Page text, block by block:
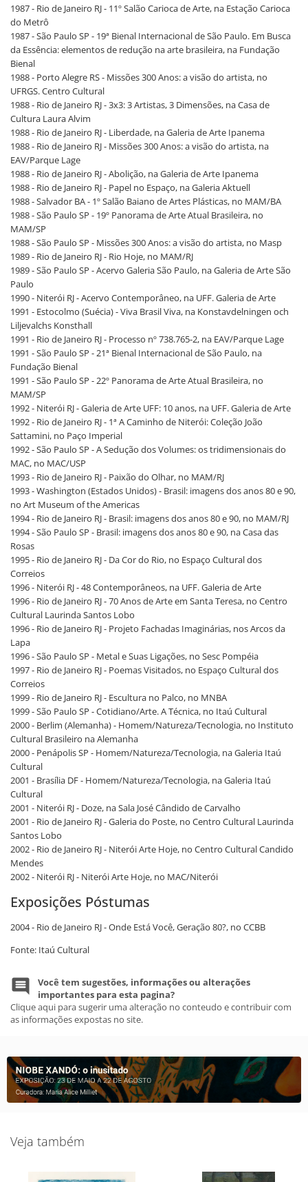
1987 - Rio de Janeiro RJ - 11º Salão Carioca de Arte, na Estação Carioca
do Metrô
1987 - São Paulo SP - 19ª Bienal Internacional de São Paulo. Em Busca
da Essência: elementos de redução na arte brasileira, na Fundação
Bienal
1988 - Porto Alegre RS - Missões 300 Anos: a visão do artista, no
UFRGS. Centro Cultural
1988 - Rio de Janeiro RJ - 3x3: 3 Artistas, 3 Dimensões, na Casa de
Cultura Laura Alvim
1988 - Rio de Janeiro RJ - Liberdade, na Galeria de Arte Ipanema
1988 - Rio de Janeiro RJ - Missões 300 Anos: a visão do artista, na
EAV/Parque Lage
1988 - Rio de Janeiro RJ - Abolição, na Galeria de Arte Ipanema
1988 - Rio de Janeiro RJ - Papel no Espaço, na Galeria Aktuell
1988 - Salvador BA - 1º Salão Baiano de Artes Plásticas, no MAM/BA
1988 - São Paulo SP - 19º Panorama de Arte Atual Brasileira, no
MAM/SP
1988 - São Paulo SP - Missões 300 Anos: a visão do artista, no Masp
1989 - Rio de Janeiro RJ - Rio Hoje, no MAM/RJ
1989 - São Paulo SP - Acervo Galeria São Paulo, na Galeria de Arte São
Paulo
1990 - Niterói RJ - Acervo Contemporâneo, na UFF. Galeria de Arte
1991 - Estocolmo (Suécia) - Viva Brasil Viva, na Konstavdelningen och
Liljevalchs Konsthall
1991 - Rio de Janeiro RJ - Processo nº 738.765-2, na EAV/Parque Lage
1991 - São Paulo SP - 21ª Bienal Internacional de São Paulo, na
Fundação Bienal
1991 - São Paulo SP - 22º Panorama de Arte Atual Brasileira, no
MAM/SP
1992 - Niterói RJ - Galeria de Arte UFF: 10 anos, na UFF. Galeria de Arte
1992 - Rio de Janeiro RJ - 1ª A Caminho de Niterói: Coleção João
Sattamini, no Paço Imperial
1992 - São Paulo SP - A Sedução dos Volumes: os tridimensionais do
MAC, no MAC/USP
1993 - Rio de Janeiro RJ - Paixão do Olhar, no MAM/RJ
1993 - Washington (Estados Unidos) - Brasil: imagens dos anos 80 e 90,
no Art Museum of the Americas
1994 - Rio de Janeiro RJ - Brasil: imagens dos anos 80 e 90, no MAM/RJ
1994 - São Paulo SP - Brasil: imagens dos anos 80 e 90, na Casa das
Rosas
1995 - Rio de Janeiro RJ - Da Cor do Rio, no Espaço Cultural dos
Correios
1996 - Niterói RJ - 48 Contemporâneos, na UFF. Galeria de Arte
1996 - Rio de Janeiro RJ - 70 Anos de Arte em Santa Teresa, no Centro
Cultural Laurinda Santos Lobo
1996 - Rio de Janeiro RJ - Projeto Fachadas Imaginárias, nos Arcos da
Lapa
1996 - São Paulo SP - Metal e Suas Ligações, no Sesc Pompéia
1997 - Rio de Janeiro RJ - Poemas Visitados, no Espaço Cultural dos
Correios
1999 - Rio de Janeiro RJ - Escultura no Palco, no MNBA
1999 - São Paulo SP - Cotidiano/Arte. A Técnica, no Itaú Cultural
2000 - Berlim (Alemanha) - Homem/Natureza/Tecnologia, no Instituto
Cultural Brasileiro na Alemanha
2000 - Penápolis SP - Homem/Natureza/Tecnologia, na Galeria Itaú
Cultural
2001 - Brasília DF - Homem/Natureza/Tecnologia, na Galeria Itaú
Cultural
2001 - Niterói RJ - Doze, na Sala José Cândido de Carvalho
2001 - Rio de Janeiro RJ - Galeria do Poste, no Centro Cultural Laurinda
Santos Lobo
2002 - Rio de Janeiro RJ - Niterói Arte Hoje, no Centro Cultural Candido
Mendes
2002 - Niterói RJ - Niterói Arte Hoje, no MAC/Niterói
Exposições Póstumas
2004 - Rio de Janeiro RJ - Onde Está Você, Geração 80?, no CCBB
Fonte: Itaú Cultural
Você tem sugestões, informações ou alterações
importantes para esta pagina?
Clique aqui para sugerir uma alteração no conteudo e contribuir com
as informações expostas no site.
Veja também